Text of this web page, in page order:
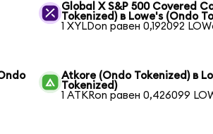
Global X S&P 500 Covered
Tokenized) в Lowe's (Ondo
1 XYLDon равен 0,192092
Atkore (Ondo Tokenized) в
Tokenized)
1 ATKRon равен 0,426099